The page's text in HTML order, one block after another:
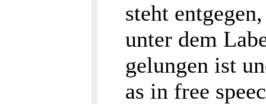
steht
unter dem
gelungen ist
as in free